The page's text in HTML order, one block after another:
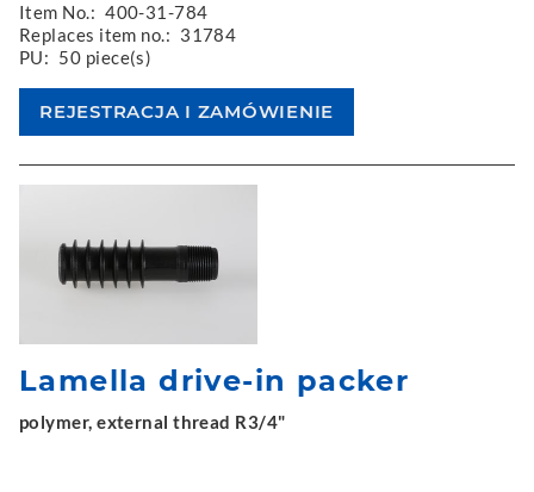
Item No.: 400-31-784
Replaces item no.: 31784
PU: 50 piece(s)
Lamella drive-in packer
polymer, external thread R3/4"